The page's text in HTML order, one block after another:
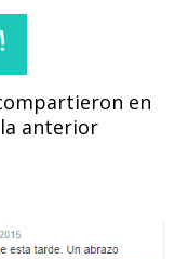
en
anterior